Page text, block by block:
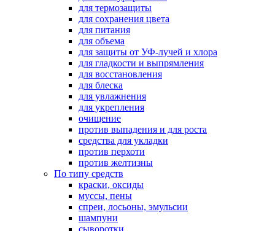
для термозащиты
для сохранения цвета
для питания
для объема
для защиты от УФ-лучей и хлора
для гладкости и выпрямления
для восстановления
для блеска
для увлажнения
для укрепления
очищение
против выпадения и для роста
средства для укладки
против перхоти
против желтизны
По типу средств
краски, оксиды
муссы, пены
спреи, лосьоны, эмульсии
шампуни
сыворотки